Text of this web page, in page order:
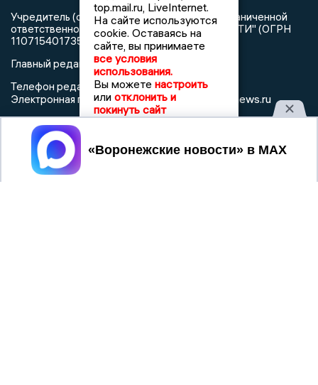
Учредитель (соучредители): Общество с ограниченной
ответственностью "РЕГИОНАЛЬНЫЕ НОВОСТИ" (ОГРН
1107154017354)
Главный редактор: Пирогов А.А.
Телефон редакции: +7 (473) 262 77 92
Электронная почта редакции:info@voronezhnews.ru
Регистрационный номер: серия Эл № ФС 77 - 75880 от 13
июня 2019г. согласно выписке из реестра
зарегистрированных средств массовой информации
выдана Федеральной службой по надзору в сфере связи,
информационных технологий и массовых коммуникаций
top.mail.ru, LiveInternet.
На сайте используются
cookie. Оставаясь на
сайте, вы принимаете
все условия
использования.
Вы можете настроить
или отклонить и
покинуть сайт
Принять